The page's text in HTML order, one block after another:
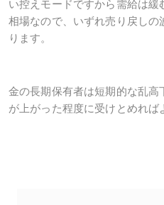
い控えモードですから需給は
相場なので、いずれ売り戻しの
ります。
金の長期保有者は短期的な乱
が上がった程度に受けとめれば